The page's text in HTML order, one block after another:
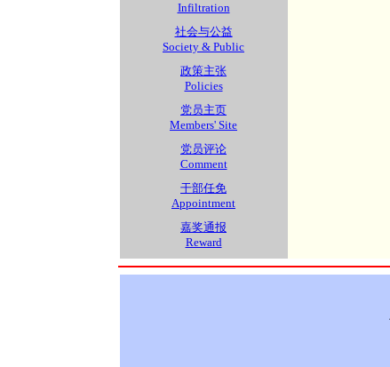
Infiltration
社会与公益
Society & Public
政策主张
Policies
党员主页
Members' Site
党员评论
Comment
干部任免
Appointment
嘉奖通报
Reward